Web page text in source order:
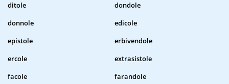
ditole
dondole
donnole
edicole
epistole
erbivendole
ercole
extrasistole
facole
farandole